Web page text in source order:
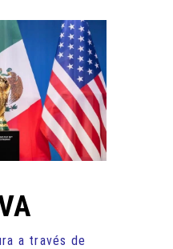
a través de